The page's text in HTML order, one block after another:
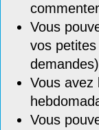
Vous
vos
demandes)
Vous avez
Vous